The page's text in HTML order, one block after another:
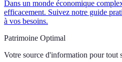
Dans un monde économique
efficacement. Suivez notre guide
à vos besoins.
Patrimoine Optimal
Votre source d'information pour tout